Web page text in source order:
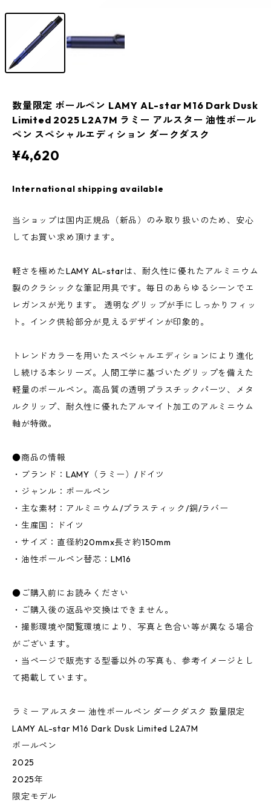
数量限定 ボールペン LAMY AL-star M16 Dark Dusk
Limited 2025 L2A7M ラミー アルスター 油性ボール
ペン スペシャルエディション ダークダスク
¥4,620
International shipping available
当ショップは国内正規品（新品）のみ取り扱いのため、安心
してお買い求め頂けます。
軽さを極めたLAMY AL-starは、耐久性に優れたアルミニウム
製のクラシックな筆記用具です。毎日のあらゆるシーンでエ
レガンスが光ります。 透明なグリップが手にしっかりフィッ
ト。インク供給部分が見えるデザインが印象的。
トレンドカラーを用いたスペシャルエディションにより進化
し続ける本シリーズ。人間工学に基づいたグリップを備えた
軽量のボールペン。高品質の透明プラスチックパーツ、メタ
ルクリップ、耐久性に優れたアルマイト加工のアルミニウム
軸が特徴。
●商品の情報
・ブランド：LAMY（ラミー）/ドイツ
・ジャンル：ボールペン
・主な素材：アルミニウム/プラスティック/銅/ラバー
・生産国：ドイツ
・サイズ：直径約20mmx長さ約150mm
・油性ボールペン替芯：LM16
●ご購入前にお読みください
・ご購入後の返品や交換はできません。
・撮影環境や閲覧環境により、写真と色合い等が異なる場合
がございます。
・当ページで販売する型番以外の写真も、参考イメージとし
て掲載しています。
ラミー アルスター 油性ボールペン ダークダスク 数量限定
LAMY AL-star M16 Dark Dusk Limited L2A7M
ボールペン
2025
2025年
限定モデル